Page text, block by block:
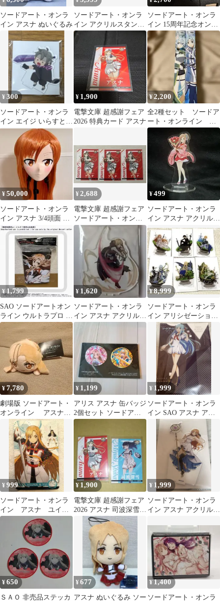
ソードアート・オンラ
イン アスナ ぬいぐるみ
ソードアート・オンラ
イン アクリルスタンド
キーホルダーセット
ソードアート・オンラ
イン 15周年記念オンラ
インくじ アスナ 値下げ
コメント◎
¥300
ソードアート・オンラ
イン エイジ いらすとや
アクリルスタンド
¥ 1,900
電撃文庫 超感謝フェア
2026 特典カード アスナ
¥2,200
全2種セット ソードア
ート・オンライン 特
大ポスター アスナ
シノン
¥50,000
ソードアート・オンラ
イン アスナ 3/4頭面 着
ぐるみ マスク
¥2,688
電撃文庫 超感謝フェア
ソードアート・オンラ
イン アスナ 特典カ
ード 3枚
¥499
ソードアート・オンラ
イン アスナ アクリルス
タンド
¥ 1,799
SAO ソードアートオン
ライン ウルトラプロ ア
スナ デッキボックス
¥ 1,620
ソードアート・オンラ
イン アスナ アクリルス
タンド セガコラボカフ
¥8,999
ソードアート・オンラ
イン アリシゼーション
セガ アクリルスタンド
コンプ
¥7,780
劇場版 ソードアート・
オンライン アスナ
寝そべり ぬいぐるみ
¥ 1,199
アリス アスナ 缶バッジ
2個セット ソードアー
ト・オンライン アリシ
¥ 1,999
ソードアート・オンラ
イン SAO アスナ アク
リルスタンド セーラー
¥999
ソードアート・オンラ
イン アスナ ユイ
アトレ秋葉原 特典
キャラカード SAO
¥ 1,900
電撃文庫 超感謝フェア
2026 アスナ 司波深雪
特典カード 2枚セット
¥ 1,999
ソードアート・オンラ
イン アスナ アクリルス
¥650
ＳＡＯ 非売品ステッカ
¥677
アスナ ぬいぐるみ ソー
¥1,400
ソードアート・オンラ